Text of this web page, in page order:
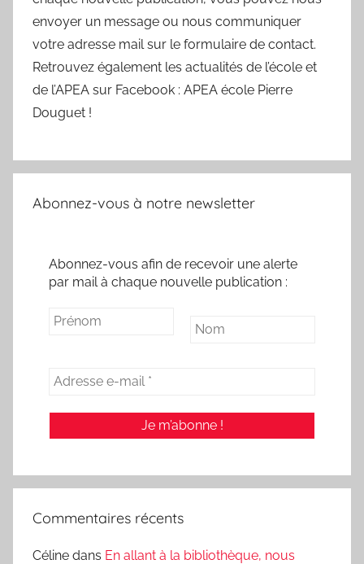
envoyer un message ou nous communiquer
votre adresse mail sur le formulaire de contact.
Retrouvez également les actualités de l’école et
de l’APEA sur Facebook : APEA école Pierre
Douguet !
Abonnez-vous à notre newsletter
Abonnez-vous afin de recevoir une alerte
par mail à chaque nouvelle publication :
Commentaires récents
Céline dans En allant à la bibliothèque, nous